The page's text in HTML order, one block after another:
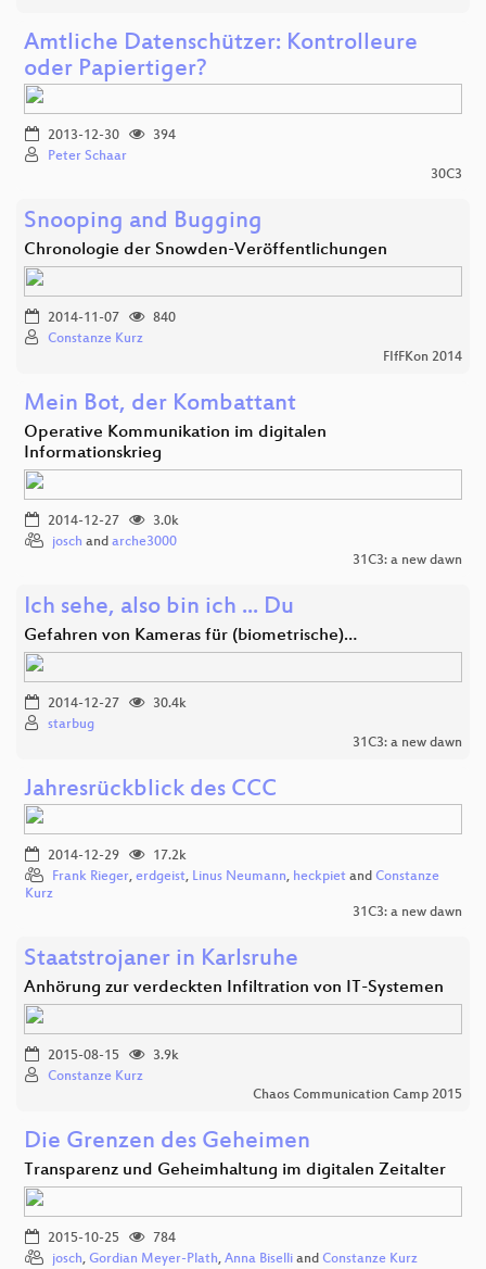
Amtliche Datenschützer: Kontrolleure
oder Papiertiger?
2013-12-30
394
Peter Schaar
30C3
Snooping and Bugging
Chronologie der Snowden-Veröffentlichungen
2014-11-07
840
Constanze Kurz
FIfFKon 2014
Mein Bot, der Kombattant
Operative Kommunikation im digitalen
Informationskrieg
2014-12-27
3.0k
josch and arche3000
31C3: a new dawn
Ich sehe, also bin ich ... Du
Gefahren von Kameras für (biometrische)…
2014-12-27
30.4k
starbug
31C3: a new dawn
Jahresrückblick des CCC
2014-12-29
17.2k
Frank Rieger, erdgeist, Linus Neumann, heckpiet and Constanze
Kurz
31C3: a new dawn
Staatstrojaner in Karlsruhe
Anhörung zur verdeckten Infiltration von IT-Systemen
2015-08-15
3.9k
Constanze Kurz
Chaos Communication Camp 2015
Die Grenzen des Geheimen
Transparenz und Geheimhaltung im digitalen Zeitalter
2015-10-25
784
josch, Gordian Meyer-Plath, Anna Biselli and Constanze Kurz